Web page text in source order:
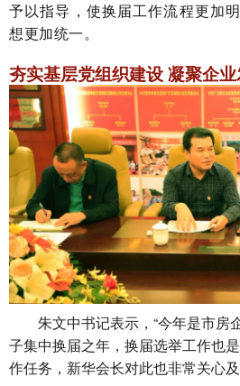
予以指导，使换届工作流程更加
想更加统一。
夯实基层党组织建设 凝聚企
朱文中书记表示，“今年是市房
子集中换届之年，换届选举工作也
作任务，新华会长对此也非常关心